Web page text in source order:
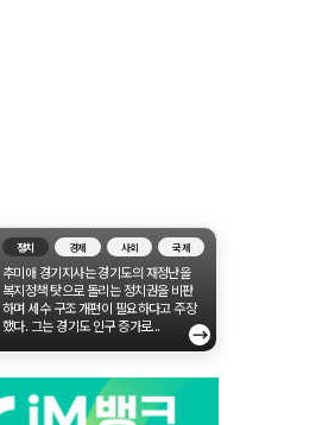
정치 경제 사회 국제
추미애 경기지사는 경기도의 재정난을
복지정책 탓으로 돌리는 정치권을 비판
하며 세수 구조 개편이 필요하다고 주장
했다. 그는 경기도 인구 증가로...
→